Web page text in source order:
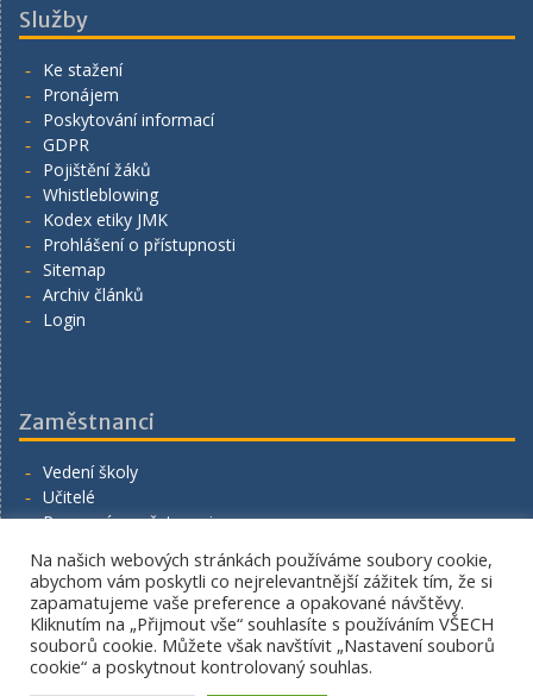
Služby
Ke stažení
Pronájem
Poskytování informací
GDPR
Pojištění žáků
Whistleblowing
Kodex etiky JMK
Prohlášení o přístupnosti
Sitemap
Archiv článků
Login
Zaměstnanci
Vedení školy
Učitelé
Provozní zaměstnanci
Napište nám
Copyright. All rights reserved.
Na našich webových stránkách používáme soubory cookie,
abychom vám poskytli co nejrelevantnější zážitek tím, že si
zapamatujeme vaše preference a opakované návštěvy.
Kliknutím na „Přijmout vše“ souhlasíte s používáním VŠECH
souborů cookie. Můžete však navštívit „Nastavení souborů
cookie“ a poskytnout kontrolovaný souhlas.